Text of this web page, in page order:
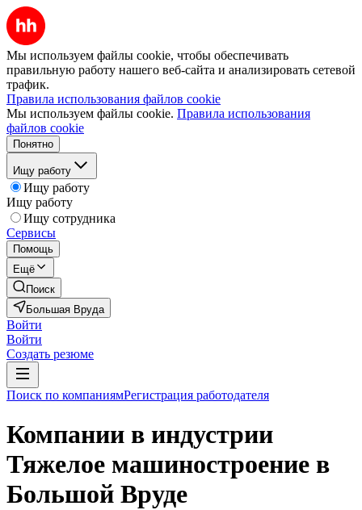
Мы используем файлы cookie, чтобы обеспечивать
правильную работу нашего веб-сайта и анализировать сетевой
трафик.
Правила использования файлов cookie
Мы используем файлы cookie. Правила использования
файлов cookie
Понятно
Ищу работу
Ищу работу
Ищу работу
Ищу сотрудника
Сервисы
Помощь
Ещё
Поиск
Большая Вруда
Войти
Войти
Создать резюме
Поиск по компаниямРегистрация работодателя
Компании в индустрии
Тяжелое машиностроение в
Большой Вруде